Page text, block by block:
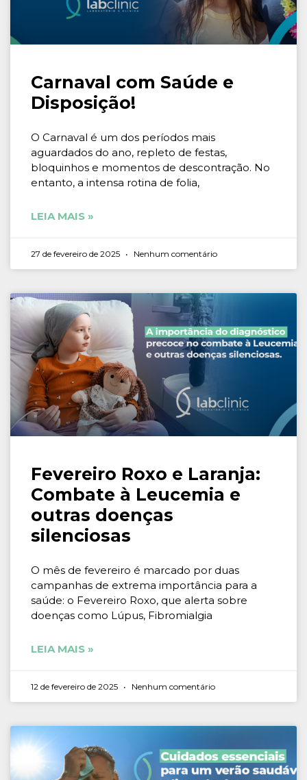
Carnaval com Saúde e
Disposição!
O Carnaval é um dos períodos mais
aguardados do ano, repleto de festas,
bloquinhos e momentos de descontração. No
entanto, a intensa rotina de folia,
LEIA MAIS »
27 de fevereiro de 2025 Nenhum comentário
Fevereiro Roxo e Laranja:
Combate à Leucemia e
outras doenças
silenciosas
O mês de fevereiro é marcado por duas
campanhas de extrema importância para a
saúde: o Fevereiro Roxo, que alerta sobre
doenças como Lúpus, Fibromialgia
LEIA MAIS »
12 de fevereiro de 2025 Nenhum comentário